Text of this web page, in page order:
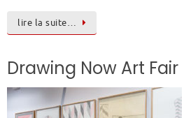
lire la suite…
Drawing Now Art Fair